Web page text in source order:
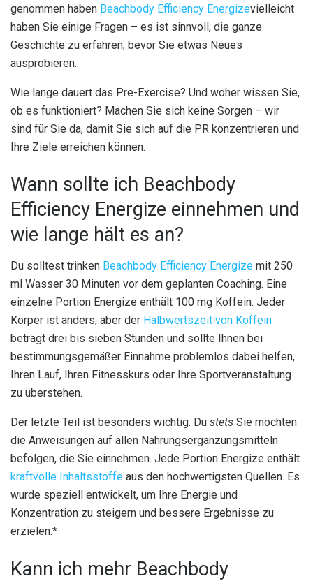
genommen haben Beachbody Efficiency Energizevielleicht
haben Sie einige Fragen – es ist sinnvoll, die ganze
Geschichte zu erfahren, bevor Sie etwas Neues
ausprobieren.
Wie lange dauert das Pre-Exercise? Und woher wissen Sie,
ob es funktioniert? Machen Sie sich keine Sorgen – wir
sind für Sie da, damit Sie sich auf die PR konzentrieren und
Ihre Ziele erreichen können.
Wann sollte ich Beachbody
Efficiency Energize einnehmen und
wie lange hält es an?
Du solltest trinken Beachbody Efficiency Energize mit 250
ml Wasser 30 Minuten vor dem geplanten Coaching. Eine
einzelne Portion Energize enthält 100 mg Koffein. Jeder
Körper ist anders, aber der Halbwertszeit von Koffein
beträgt drei bis sieben Stunden und sollte Ihnen bei
bestimmungsgemäßer Einnahme problemlos dabei helfen,
Ihren Lauf, Ihren Fitnesskurs oder Ihre Sportveranstaltung
zu überstehen.
Der letzte Teil ist besonders wichtig. Du stets Sie möchten
die Anweisungen auf allen Nahrungsergänzungsmitteln
befolgen, die Sie einnehmen. Jede Portion Energize enthält
kraftvolle Inhaltsstoffe aus den hochwertigsten Quellen. Es
wurde speziell entwickelt, um Ihre Energie und
Konzentration zu steigern und bessere Ergebnisse zu
erzielen.*
Kann ich mehr Beachbody